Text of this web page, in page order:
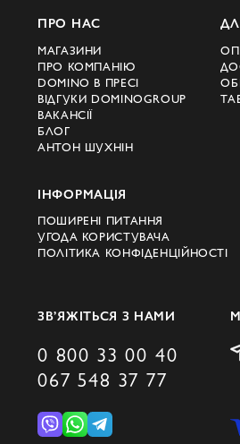
ПРО НАС
МАГАЗИНИ
ПРО КОМПАНІЮ
DOMINO В ПРЕСІ
ВІДГУКИ DOMINOGROUP
ВАКАНСІЇ
БЛОГ
АНТОН ШУХНІН
ІНФОРМАЦІЯ
ПОШИРЕНІ ПИТАННЯ
УГОДА КОРИСТУВАЧА
ПОЛІТИКА КОНФІДЕНЦІЙНОСТІ
ЗВ’ЯЖІТЬСЯ З НАМИ
0 800 33 00 40
067 548 37 77